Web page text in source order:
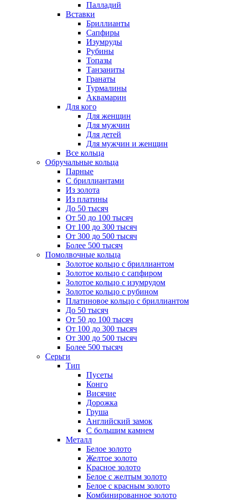
Палладий
Вставки
Бриллианты
Сапфиры
Изумруды
Рубины
Топазы
Танзаниты
Гранаты
Турмалины
Аквамарин
Для кого
Для женщин
Для мужчин
Для детей
Для мужчин и женщин
Все кольца
Обручальные кольца
Парные
С бриллиантами
Из золота
Из платины
До 50 тысяч
От 50 до 100 тысяч
От 100 до 300 тысяч
От 300 до 500 тысяч
Более 500 тысяч
Помолвочные кольца
Золотое кольцо с бриллиантом
Золотое кольцо с сапфиром
Золотое кольцо с изумрудом
Золотое кольцо с рубином
Платиновое кольцо с бриллиантом
До 50 тысяч
От 50 до 100 тысяч
От 100 до 300 тысяч
От 300 до 500 тысяч
Более 500 тысяч
Серьги
Тип
Пусеты
Конго
Висячие
Дорожка
Груша
Английский замок
С большим камнем
Металл
Белое золото
Желтое золото
Красное золото
Белое с желтым золото
Белое с красным золото
Комбинированное золото